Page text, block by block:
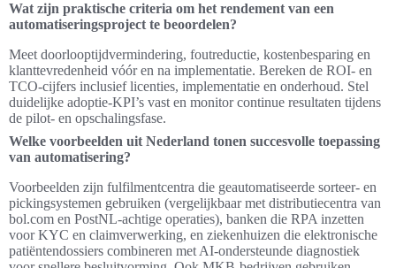
Wat zijn praktische criteria om het rendement van een
automatiseringsproject te beoordelen?
Meet doorlooptijdvermindering, foutreductie, kostenbesparing en
klanttevredenheid vóór en na implementatie. Bereken de ROI- en
TCO-cijfers inclusief licenties, implementatie en onderhoud. Stel
duidelijke adoptie-KPI’s vast en monitor continue resultaten tijdens
de pilot- en opschalingsfase.
Welke voorbeelden uit Nederland tonen succesvolle toepassing
van automatisering?
Voorbeelden zijn fulfilmentcentra die geautomatiseerde sorteer- en
pickingsystemen gebruiken (vergelijkbaar met distributiecentra van
bol.com en PostNL-achtige operaties), banken die RPA inzetten
voor KYC en claimverwerking, en ziekenhuizen die elektronische
patiëntendossiers combineren met AI-ondersteunde diagnostiek